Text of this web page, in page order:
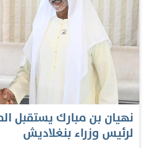
العربية "لغة القرآن الكريم"، أما
الأنشطة المجتمعية، وذلك في إطار
وأشاد معاليه بالتعاون المثمر بين
الجهات الداعمة والمشاركة في هذه
عددها 93 شريكا، وهو ما
عاليا بالمسؤولية المجتمعية تجاه
القادمة. كما ثمّن معاليه جهود
والكتّاب والمبدعين المشاركين في
نهيان بن مبارك يستقبل
لرئيس وزراء بنغلاديش